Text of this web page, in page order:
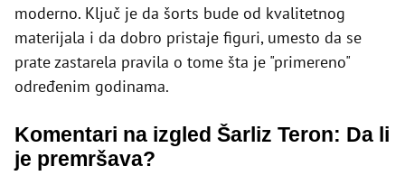
moderno. Ključ je da šorts bude od kvalitetnog
materijala i da dobro pristaje figuri, umesto da se
prate zastarela pravila o tome šta je "primereno"
određenim godinama.
Komentari na izgled Šarliz Teron: Da li
je premršava?